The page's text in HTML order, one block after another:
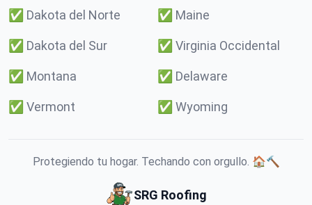
✅ Dakota del Norte ✅ Maine
✅ Dakota del Sur ✅ Virginia Occidental
✅ Montana ✅ Delaware
✅ Vermont ✅ Wyoming
Protegiendo tu hogar. Techando con orgullo. 🏠🔨
SRG Roofing